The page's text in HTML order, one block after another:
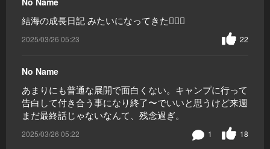
結海の成長日記 みたいになってきた🤦🏼‍♀️
2025/03/26 05:23 22
No Name
あまりにも普通な展開で面白くない。キャンプに行って
告白して付き合う事になり終了〜でいいと思うけど来週
まだ最終話じゃないなんて、残念過ぎ。
2025/03/26 05:22 18
1